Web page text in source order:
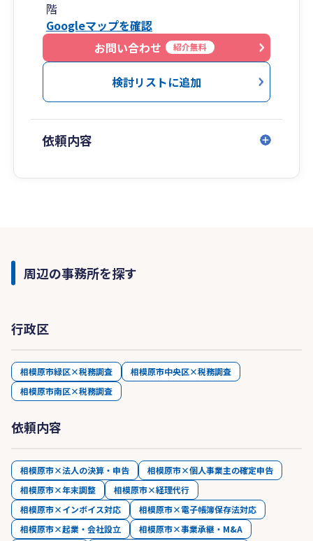
階
Googleマップを確認
お問い合わせ
紹介無料
検討リストに追加
依頼内容
周辺の事務所を探す
行政区
相模原市緑区×税務調査
相模原市中央区×税務調査
相模原市南区×税務調査
依頼内容
相模原市×法人の決算・申告
相模原市×個人事業主の確定申告
相模原市×年末調整
相模原市×経理代行
相模原市×インボイス対応
相模原市×電子帳簿保存法対応
相模原市×起業・会社設立
相模原市×事業承継・M&A